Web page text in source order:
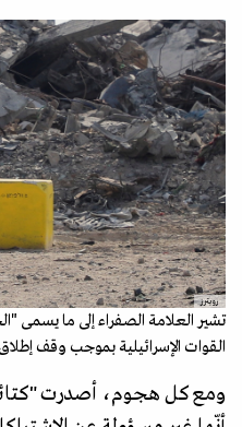
رويترز
تشير العلامة الصفراء إلى ما يسمى
القوات الإسرائيلية بموجب وقف إطلاق النار،
ومع كل هجوم، أصدرت